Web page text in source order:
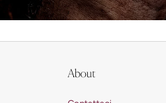
About